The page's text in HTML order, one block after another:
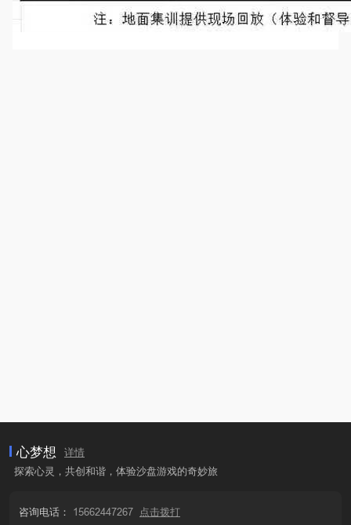
心梦想
详情
探索心灵，共创和谐，体验沙盘游戏的奇妙旅
咨询电话： 15662447267
点击拨打